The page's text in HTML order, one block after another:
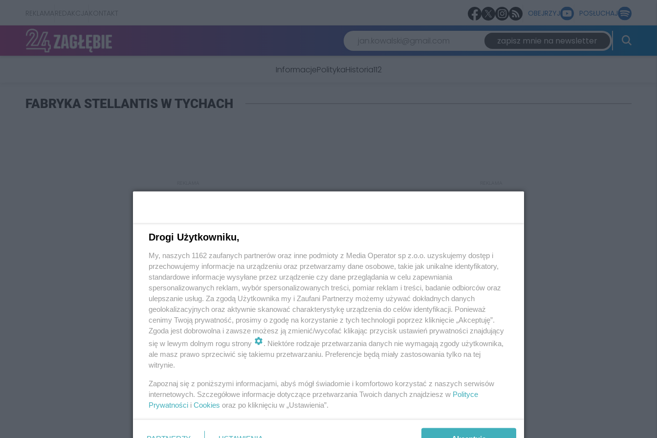
REKLAMAREDAKCJAKONTAKT OBEJRZYJ POSŁUCHAJ
zapisz mnie na newsletter
InformacjePolitykaHistoria112
FABRYKA STELLANTIS W TYCHACH
REKLAMA REKLAMA
Drogi Użytkowniku,
My, naszych 1162 zaufanych partnerów oraz inne podmioty z Media Operator sp z.o.o. uzyskujemy dostęp i
przechowujemy informacje na urządzeniu oraz przetwarzamy dane osobowe, takie jak unikalne identyfikatory,
standardowe informacje wysyłane przez urządzenie czy dane przeglądania w celu zapewniania
spersonalizowanych reklam, wybór spersonalizowanych treści, pomiar reklam i treści, badanie odbiorców oraz
ulepszanie usług. Za zgodą Użytkownika my i Zaufani Partnerzy możemy używać dokładnych danych
geolokalizacyjnych oraz aktywnie skanować charakterystykę urządzenia do celów identyfikacji. Ponieważ
cenimy Twoją prywatność, prosimy o zgodę na korzystanie z tych technologii poprzez kliknięcie „Akceptuję”.
Zgoda jest dobrowolna i zawsze możesz ją zmienić/wycofać klikając przycisk ustawień prywatności znajdujący
się w lewym dolnym rogu strony
. Niektóre rodzaje przetwarzania danych nie wymagają zgody użytkownika,
ale masz prawo sprzeciwić się takiemu przetwarzaniu. Preferencje będą miały zastosowania tylko na tej
witrynie.
Zapoznaj się z poniższymi informacjami, abyś mógł świadomie i komfortowo korzystać z naszych serwisów
internetowych. Szczegółowe informacje dotyczące przetwarzania Twoich danych znajdziesz w Polityce
Prywatności i Cookies oraz po kliknięciu w „Ustawienia”.